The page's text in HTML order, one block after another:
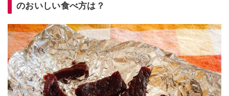
のおいしい食べ方は？